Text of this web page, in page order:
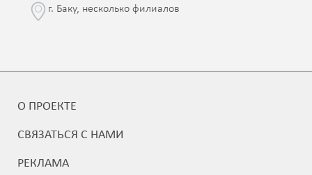
г. Баку, несколько филиалов
О ПРОЕКТЕ
СВЯЗАТЬСЯ С НАМИ
РЕКЛАМА